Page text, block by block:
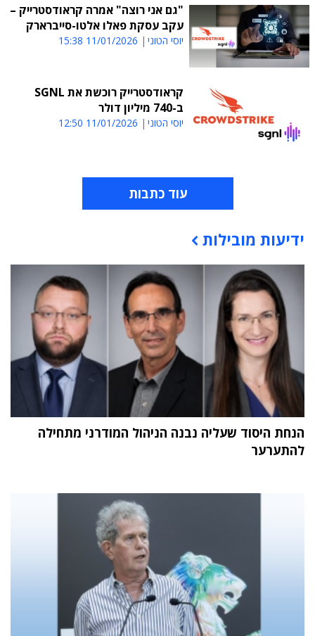
"גם אני רוצה" אמרה קראודסטרייק –
עקב עסקת פאלו אלטו-סייברארק
יוסי הטוני 11/01/2026 15:38
קראודסטרייק רוכשת את SGNL
ב-740 מיליון דולר
יוסי הטוני 11/01/2026 12:50
עוד כתבות
תוכן פרסומי
ידיעות מובילות
הנחת היסוד שעליה נבנה הניהול המודרני מתחילה
להתערער